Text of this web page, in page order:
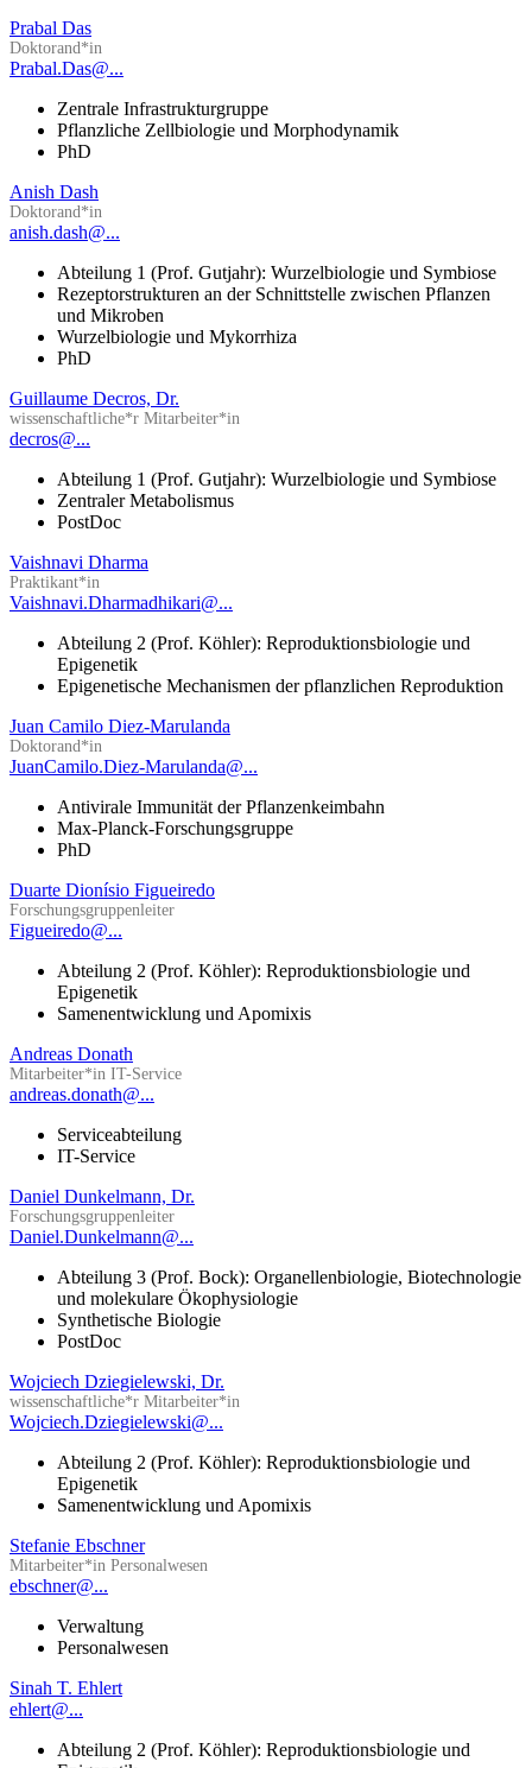
Prabal Das
Doktorand*in
Prabal.Das@...
Zentrale Infrastrukturgruppe
Pflanzliche Zellbiologie und Morphodynamik
PhD
Anish Dash
Doktorand*in
anish.dash@...
Abteilung 1 (Prof. Gutjahr): Wurzelbiologie und Symbiose
Rezeptorstrukturen an der Schnittstelle zwischen Pflanzen
und Mikroben
Wurzelbiologie und Mykorrhiza
PhD
Guillaume Decros, Dr.
wissenschaftliche*r Mitarbeiter*in
decros@...
Abteilung 1 (Prof. Gutjahr): Wurzelbiologie und Symbiose
Zentraler Metabolismus
PostDoc
Vaishnavi Dharma
Praktikant*in
Vaishnavi.Dharmadhikari@...
Abteilung 2 (Prof. Köhler): Reproduktionsbiologie und
Epigenetik
Epigenetische Mechanismen der pflanzlichen Reproduktion
Juan Camilo Diez-Marulanda
Doktorand*in
JuanCamilo.Diez-Marulanda@...
Antivirale Immunität der Pflanzenkeimbahn
Max-Planck-Forschungsgruppe
PhD
Duarte Dionísio Figueiredo
Forschungsgruppenleiter
Figueiredo@...
Abteilung 2 (Prof. Köhler): Reproduktionsbiologie und
Epigenetik
Samenentwicklung und Apomixis
Andreas Donath
Mitarbeiter*in IT-Service
andreas.donath@...
Serviceabteilung
IT-Service
Daniel Dunkelmann, Dr.
Forschungsgruppenleiter
Daniel.Dunkelmann@...
Abteilung 3 (Prof. Bock): Organellenbiologie, Biotechnologie
und molekulare Ökophysiologie
Synthetische Biologie
PostDoc
Wojciech Dziegielewski, Dr.
wissenschaftliche*r Mitarbeiter*in
Wojciech.Dziegielewski@...
Abteilung 2 (Prof. Köhler): Reproduktionsbiologie und
Epigenetik
Samenentwicklung und Apomixis
Stefanie Ebschner
Mitarbeiter*in Personalwesen
ebschner@...
Verwaltung
Personalwesen
Sinah T. Ehlert
ehlert@...
Abteilung 2 (Prof. Köhler): Reproduktionsbiologie und